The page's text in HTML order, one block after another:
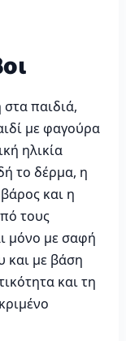
στα παιδιά,
με φαγούρα
ηλικία
το δέρμα, η
και η
τους
μόνο με σαφή
και με βάση
και τη